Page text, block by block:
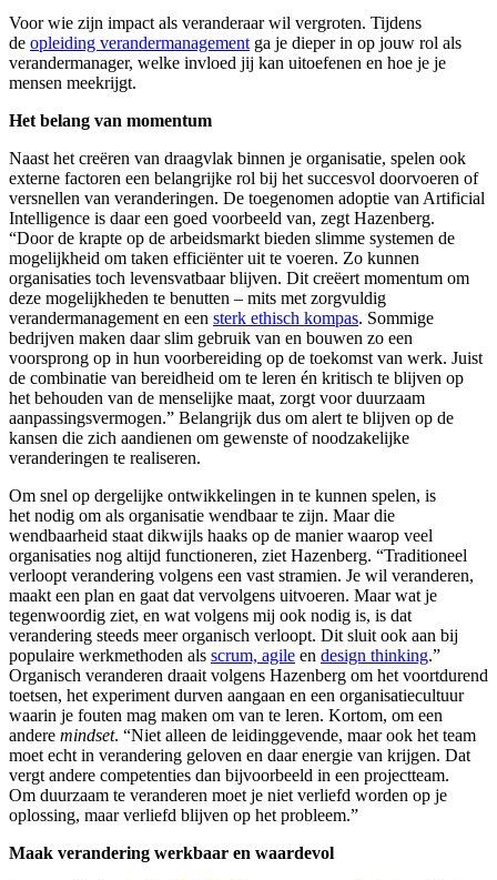
Voor wie zijn impact als veranderaar wil vergroten. Tijdens
de opleiding verandermanagementga je dieper in op jouw rol als
verandermanager, welke invloed jij kan uitoefenen en hoe je je
mensen meekrijgt.
Het belang van momentum
Naast het creëren van draagvlak binnen je organisatie, spelen ook
externe factoren een belangrijke rol bij het succesvol doorvoeren of
versnellen van veranderingen. De toegenomen adoptie van Artificial
Intelligence is daar een goed voorbeeld van, zegt Hazenberg.
“Door de krapte op de arbeidsmarkt bieden slimme systemen de
mogelijkheid om taken efficiënter uit te voeren. Zo kunnen
organisaties toch levensvatbaar blijven. Dit creëert momentum om
deze mogelijkheden te benutten – mits met zorgvuldig
verandermanagement en een sterk ethisch kompas. Sommige
bedrijven maken daar slim gebruik van en bouwen zo een
voorsprong op in hun voorbereiding op de toekomst van werk. Juist
de combinatie van bereidheid om te leren én kritisch te blijven op
het behouden van de menselijke maat, zorgt voor duurzaam
aanpassingsvermogen.” Belangrijk dus om alert te blijven op de
kansen die zich aandienen om gewenste of noodzakelijke
veranderingen te realiseren.
Om snel op dergelijke ontwikkelingen in te kunnen spelen, is
het nodig om als organisatie wendbaar te zijn. Maar die
wendbaarheid staat dikwijls haaks op de manier waarop veel
organisaties nog altijd functioneren, ziet Hazenberg. “Traditioneel
verloopt verandering volgens een vast stramien. Je wil veranderen,
maakt een plan en gaat dat vervolgens uitvoeren. Maar wat je
tegenwoordig ziet, en wat volgens mij ook nodig is, is dat
verandering steeds meer organisch verloopt. Dit sluit ook aan bij
populaire werkmethoden als scrum, agile en design thinking.”
Organisch veranderen draait volgens Hazenberg om het voortdurend
toetsen, het experiment durven aangaan en een organisatiecultuur
waarin je fouten mag maken om van te leren. Kortom, om een
andere mindset. “Niet alleen de leidinggevende, maar ook het team
moet echt in verandering geloven en daar energie van krijgen. Dat
vergt andere competenties dan bijvoorbeeld in een projectteam.
Om duurzaam te veranderen moet je niet verliefd worden op je
oplossing, maar verliefd blijven op het probleem.”
Maak verandering werkbaar en waardevol